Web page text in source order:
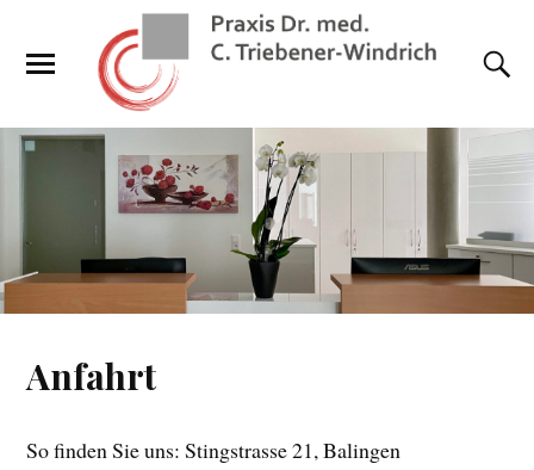
Anfahrt
So finden Sie uns: Stingstrasse 21, Balingen